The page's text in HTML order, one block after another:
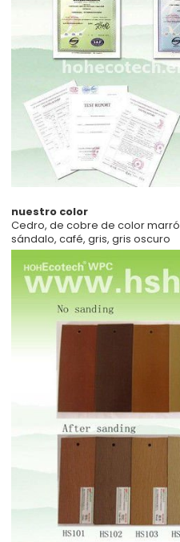
nuestro color
Cedro, de cobre de color
sándalo, café, gris, gris oscuro